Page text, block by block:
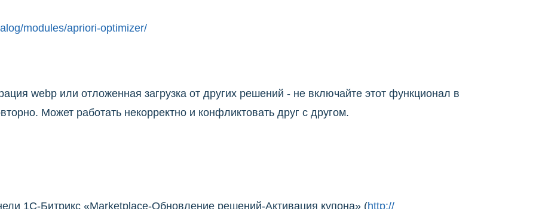
modules/apriori-optimizer/
webp или отложенная загрузка от других решений - не включайте этот функционал в
Может работать некорректно и конфликтовать друг с другом.
1С-Битрикс «Marketplace-Обновление решений-Активация купона» (http://